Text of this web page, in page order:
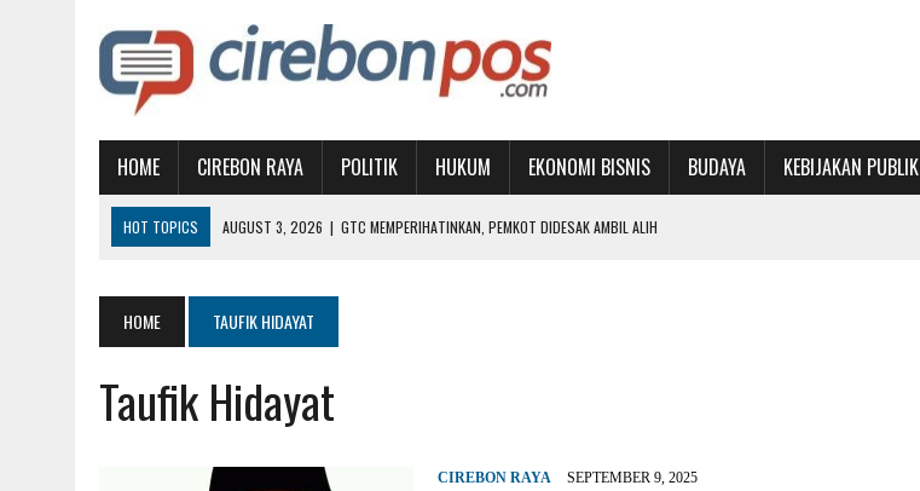
HOME CIREBON RAYA POLITIK HUKUM EKONOMI BISNIS BUDAYA KEBIJAKAN PUBLIK
HOT TOPICS AUGUST 3, 2026 | GTC MEMPERIHATINKAN, PEMKOT DIDESAK AMBIL ALIH
JULY 30, 2026 | BISA TINGKATKAN PAD, KETUA FRAKSI PDIP MINTA ASET KAWASAN STADION BIMA DIKELOLA PROFESIONAL
AUGUST 5, 2026
INGATKAN PEMKAB, AKADEMISI: JANGAN JADIKAN PENINGKATAN PAD SEBATAS RETORIKA TAHUNAN
HOME TAUFIK HIDAYAT
Taufik Hidayat
CIREBON RAYA SEPTEMBER 9, 2025